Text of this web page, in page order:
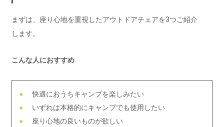
まずは、座り心地を重視したアウトドアチェアを3つご紹介
します。
こんな人におすすめ
快適におうちキャンプを楽しみたい
いずれは本格的にキャンプでも使用したい
座り心地の良いものが欲しい